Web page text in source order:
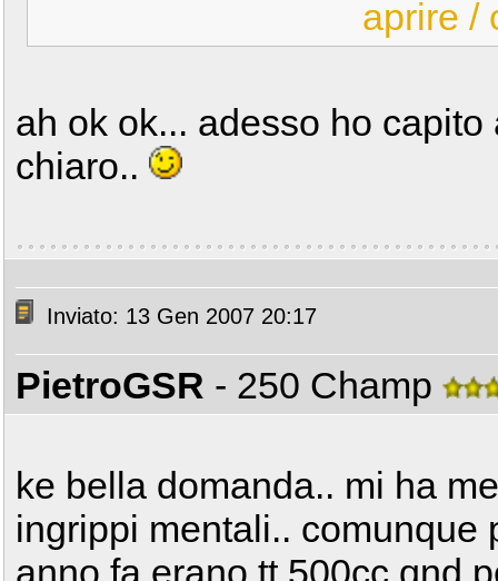
aprire /
ah ok ok... adesso ho
chiaro..
Inviato: 13 Gen 2007 20:17
PietroGSR - 250 Champ
ke bella domanda.. mi ha
ingrippi mentali.. comunque
anno fa erano tt 500cc qnd